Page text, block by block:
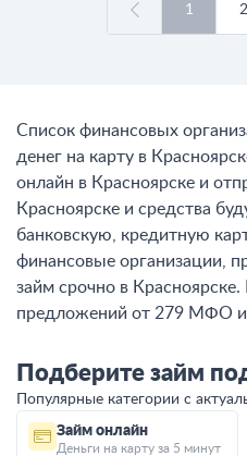
1 2
Список финансовых
денег на карту в
онлайн в Красноярске и
Красноярске и средства
банковскую, кредитную
финансовые организации,
займ срочно в
предложений от 279 МФО
Подберите займ
Популярные категории с
Займ онлайн
Деньги на карту за 5 минут